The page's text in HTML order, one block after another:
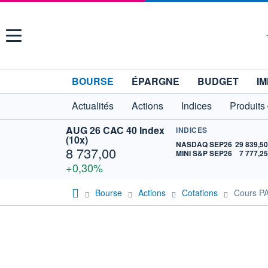
Menu
BOURSE ÉPARGNE BUDGET
Actualités
Actions Indices
AUG 26 CAC 40 Index
(10x)
8 737,00
+0,30%
INDICES
NASDAQ SEP26 29 839,50
MINI S&P SEP26
7 777,25
Bourse Actions Cotations Cours